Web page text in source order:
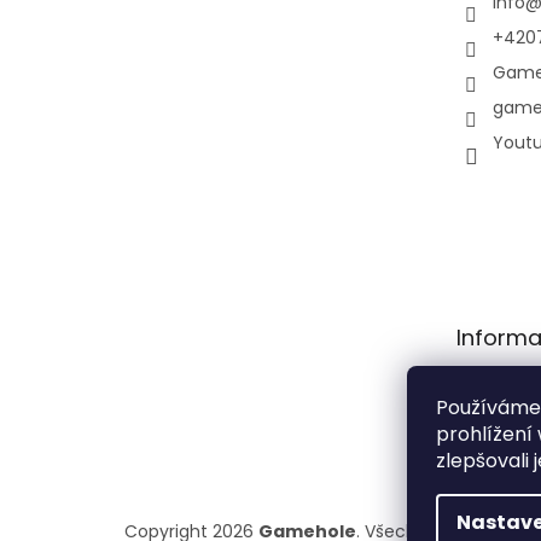
prohlížení
zlepšovali
osobních
Copyright 2026 Gamehole. Všechna práva